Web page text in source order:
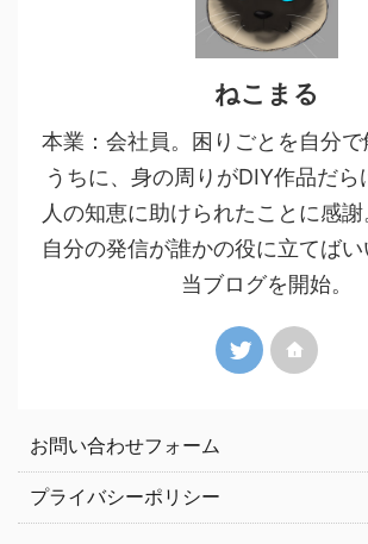
ねこまる
本業：会社員。困りごとを自分
うちに、身の周りがDIY作品だ
人の知恵に助けられたことに感
自分の発信が誰かの役に立てばい
当ブログを開始。
お問い合わせフォーム
プライバシーポリシー